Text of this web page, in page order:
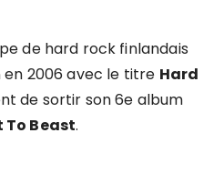
de hard rock finlandais
en 2006 avec le titre Hard
de sortir son 6e album
To Beast.